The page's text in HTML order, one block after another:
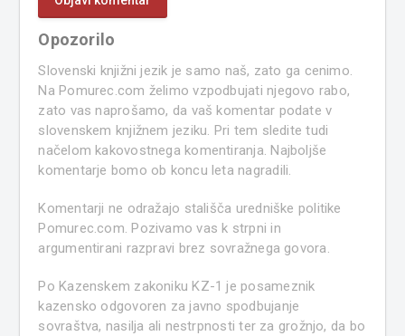
Opozorilo
Slovenski knjižni jezik je samo naš, zato ga cenimo.
Na Pomurec.com želimo vzpodbujati njegovo rabo,
zato vas naprošamo, da vaš komentar podate v
slovenskem knjižnem jeziku. Pri tem sledite tudi
načelom kakovostnega komentiranja. Najboljše
komentarje bomo ob koncu leta nagradili.
Komentarji ne odražajo stališča uredniške politike
Pomurec.com. Pozivamo vas k strpni in
argumentirani razpravi brez sovražnega govora.
Po Kazenskem zakoniku KZ-1 je posameznik
kazensko odgovoren za javno spodbujanje
sovraštva, nasilja ali nestrpnosti ter za grožnjo, da bo